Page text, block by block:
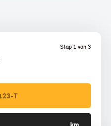
Stap 1 van 3